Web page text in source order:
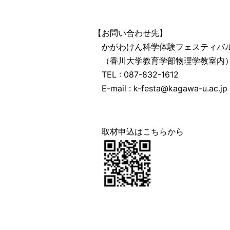
【お問い合わせ先】
かがわけん科学体験フェスティバ
（香川大学教育学部物理学教室内）
TEL : 087-832-1612
E-mail : k-festa@kagawa-u.ac.jp
取材申込はこちらから